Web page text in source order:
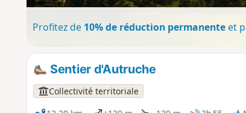
Profitez de 10% de réduction permanenteet
Sentier d'Autruche
Collectivité territoriale